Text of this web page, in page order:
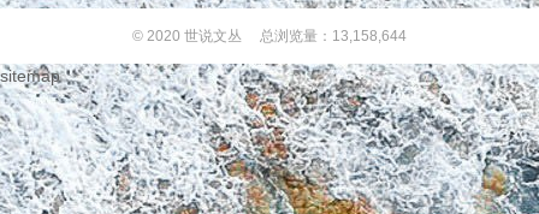
© 2020 世说文丛 总浏览量：13,158,644
sitemap